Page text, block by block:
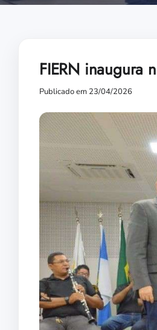
FIERN inaugura
Publicado em 23/04/2026